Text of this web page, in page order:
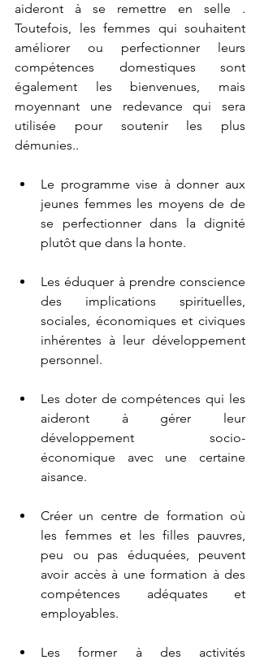
aideront à se remettre en selle .
Toutefois, les femmes qui souhaitent
améliorer ou perfectionner leurs
compétences domestiques sont
également les bienvenues, mais
moyennant une redevance qui sera
utilisée pour soutenir les plus
démunies..
Le programme vise à donner aux
jeunes femmes les moyens de de
se perfectionner dans la dignité
plutôt que dans la honte.
Les éduquer à prendre conscience
des implications spirituelles,
sociales, économiques et civiques
inhérentes à leur développement
personnel.
Les doter de compétences qui les
aideront à gérer leur
développement socio-
économique avec une certaine
aisance.
Créer un centre de formation où
les femmes et les filles pauvres,
peu ou pas éduquées, peuvent
avoir accès à une formation à des
compétences adéquates et
employables.
Les former à des activités